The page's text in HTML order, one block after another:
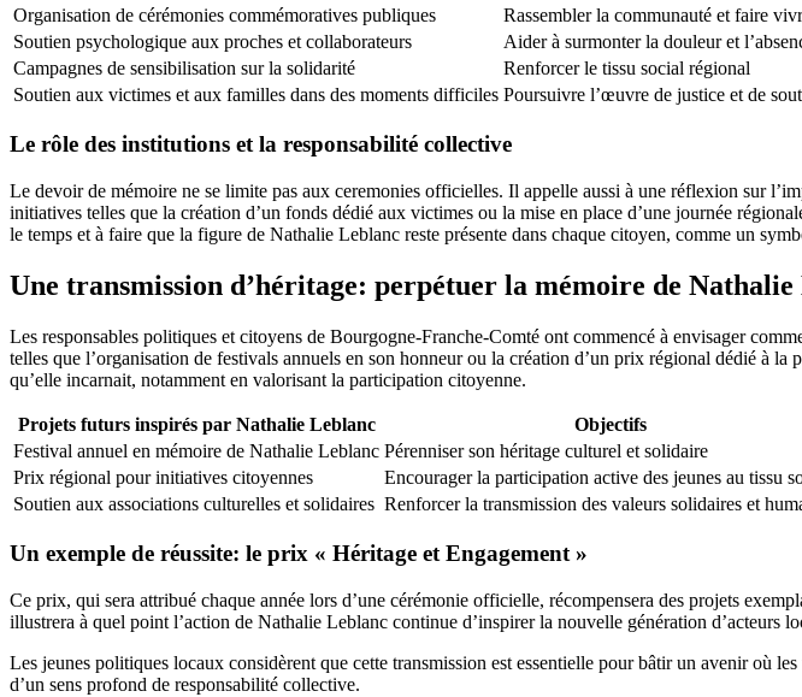
Organisation de cérémonies commémoratives publiques
Rassembler la communauté et faire
Soutien psychologique aux proches et collaborateurs
Aider à surmonter la douleur et
Campagnes de sensibilisation sur la solidarité
Renforcer le tissu social régional
Soutien aux victimes et aux familles dans des moments difficiles Poursuivre l’œuvre de justice et de
Le rôle des institutions et la responsabilité collective
Le devoir de mémoire ne se limite pas aux ceremonies officielles. Il appelle aussi à une réflexion sur
initiatives telles que la création d’un fonds dédié aux victimes ou la mise en place d’une journée
le temps et à faire que la figure de Nathalie Leblanc reste présente dans chaque citoyen, comme un
Une transmission d’héritage: perpétuer la mémoire de
Les responsables politiques et citoyens de Bourgogne-Franche-Comté ont commencé à envisager
telles que l’organisation de festivals annuels en son honneur ou la création d’un prix régional dédié à
qu’elle incarnait, notamment en valorisant la participation citoyenne.
Projets futurs inspirés par Nathalie Leblanc
Objectifs
Festival annuel en mémoire de Nathalie Leblanc Pérenniser son héritage culturel et solidaire
Prix régional pour initiatives citoyennes
Encourager la participation active des jeunes au tissu
Soutien aux associations culturelles et solidaires Renforcer la transmission des valeurs solidaires et
Un exemple de réussite: le prix « Héritage et Engagement »
Ce prix, qui sera attribué chaque année lors d’une cérémonie officielle, récompensera des projets
illustrera à quel point l’action de Nathalie Leblanc continue d’inspirer la nouvelle génération d’acteurs
Les jeunes politiques locaux considèrent que cette transmission est essentielle pour bâtir un avenir où
d’un sens profond de responsabilité collective.